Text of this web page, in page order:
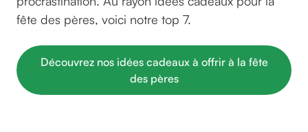
fête des pères, voici notre top 7.
Découvrez nos idées cadeaux à offrir à la fête
des pères